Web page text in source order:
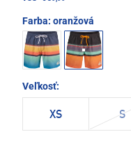
Farba: oranžová
Veľkosť:
XS S